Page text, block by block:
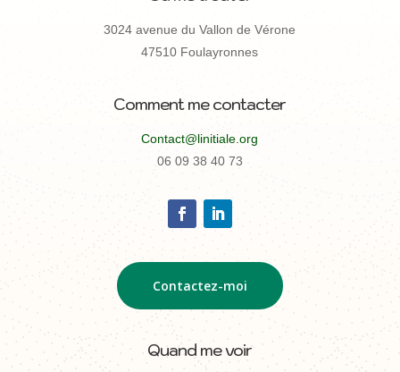
3024 avenue du Vallon de Vérone
47510 Foulayronnes
Comment me contacter
Contact@linitiale.org
06 09 38 40 73
Contactez-moi
Quand me voir